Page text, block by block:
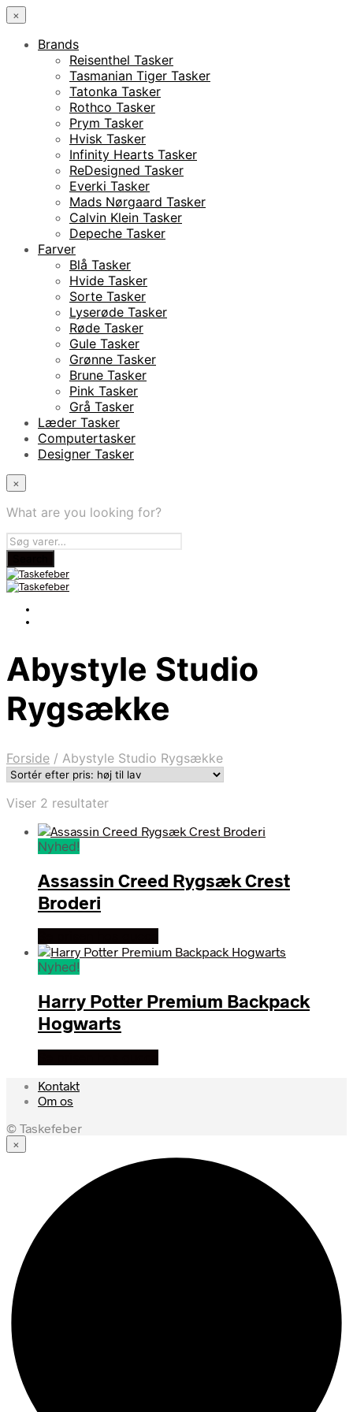
×
Brands
Reisenthel Tasker
Tasmanian Tiger Tasker
Tatonka Tasker
Rothco Tasker
Prym Tasker
Hvisk Tasker
Infinity Hearts Tasker
ReDesigned Tasker
Everki Tasker
Mads Nørgaard Tasker
Calvin Klein Tasker
Depeche Tasker
Farver
Blå Tasker
Hvide Tasker
Sorte Tasker
Lyserøde Tasker
Røde Tasker
Gule Tasker
Grønne Tasker
Brune Tasker
Pink Tasker
Grå Tasker
Læder Tasker
Computertasker
Designer Tasker
×
What are you looking for?
Abystyle Studio
Rygsække
Forside / Abystyle Studio Rygsække
Viser 2 resultaterSorteret
pris:
lav
Nyhed!
Assassin Creed Rygsæk Crest
Broderi
Nyhed!
Harry Potter Premium Backpack
Hogwarts
Kontakt
Om os
© Taskefeber
×